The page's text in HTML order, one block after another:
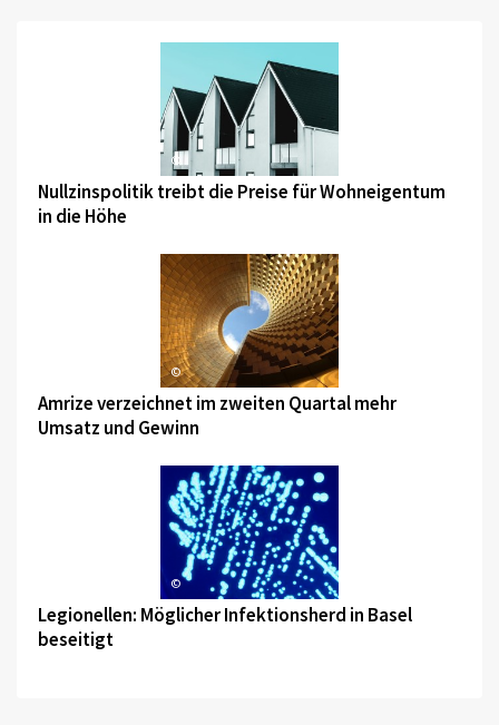
©
Nullzinspolitik treibt die Preise für Wohneigentum
in die Höhe
©
Amrize verzeichnet im zweiten Quartal mehr
Umsatz und Gewinn
©
Legionellen: Möglicher Infektionsherd in Basel
beseitigt